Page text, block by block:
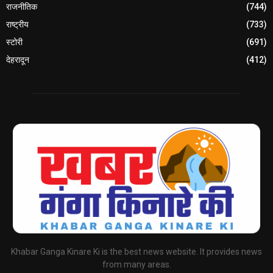
राजनीतिक
(744)
राष्ट्रीय
(733)
स्टोरी
(691)
देहरादून
(412)
Khabar Ganga Kinare Ki is the best news website. It provides news
from many areas.